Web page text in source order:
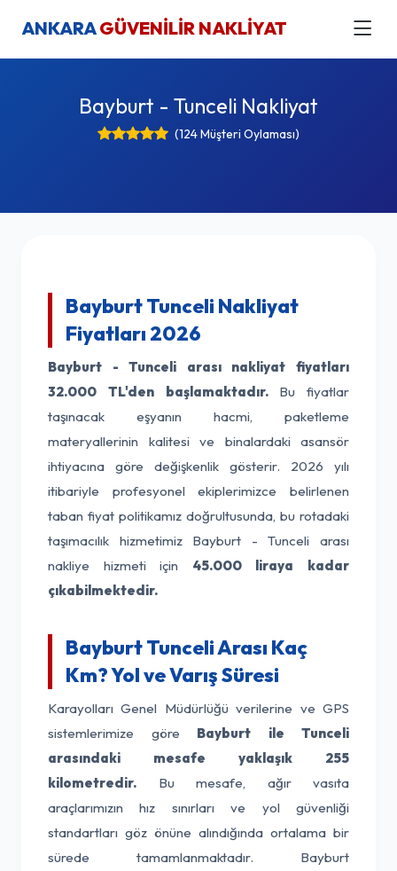
ANKARAGÜVENİLİR NAKLİYAT
Bayburt - Tunceli Nakliyat
(124 Müşteri Oylaması)
Bayburt Tunceli Nakliyat
Fiyatları 2026
Bayburt - Tunceli arası nakliyat fiyatları
32.000 TL'den başlamaktadır.Bu fiyatlar
taşınacak eşyanın hacmi, paketleme
materyallerinin kalitesi ve binalardaki asansör
ihtiyacına göre değişkenlik gösterir. 2026 yılı
itibariyle profesyonel ekiplerimizce belirlenen
taban fiyat politikamız doğrultusunda, bu rotadaki
taşımacılık hizmetimiz Bayburt - Tunceli arası
nakliye hizmeti için 45.000 liraya kadar
çıkabilmektedir.
Bayburt Tunceli Arası Kaç
Km? Yol ve Varış Süresi
Karayolları Genel Müdürlüğü verilerine ve GPS
sistemlerimize göre Bayburt ile Tunceli
arasındaki mesafe yaklaşık 255
kilometredir. Bu mesafe, ağır vasıta
araçlarımızın hız sınırları ve yol güvenliği
standartları göz önüne alındığında ortalama bir
sürede tamamlanmaktadır. Bayburt